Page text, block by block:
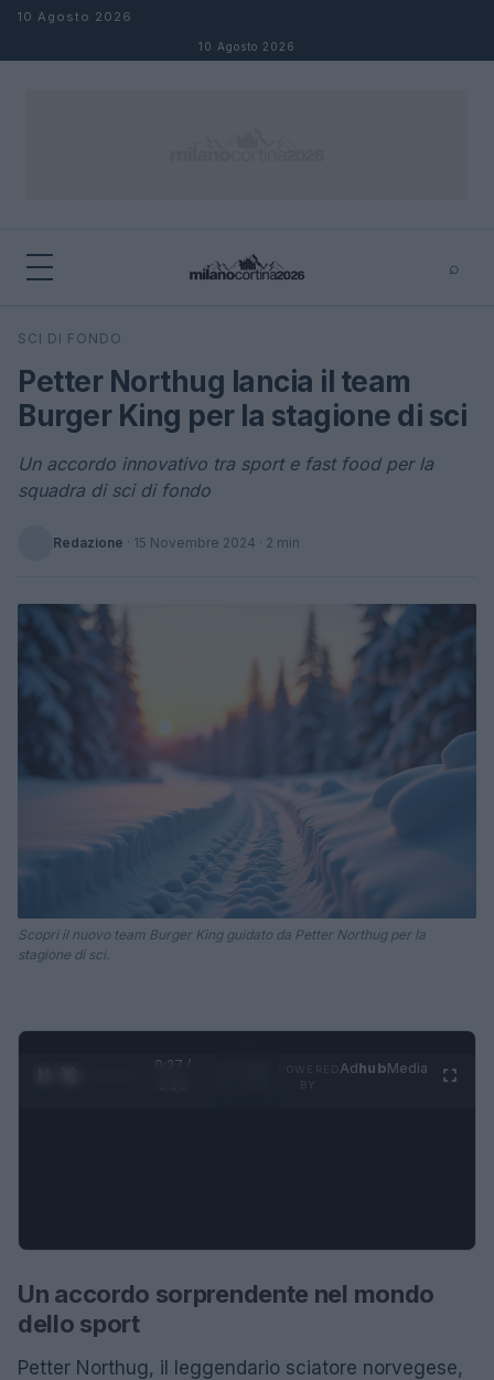
Salta al contenuto
10 Agosto 2026
10 Agosto 2026
⌕
Cerca
SCI DI FONDO
Petter Northug lancia il team
Burger King per la stagione di sci
Un accordo innovativo tra sport e fast food per la
squadra di sci di fondo
Redazione · 15 Novembre 2024 · 2 min
Scopri il nuovo team Burger King guidato da Petter Northug per la
stagione di sci.
0:28 /
AdhubMedia
Un accordo sorprendente nel mondo
dello sport
Petter Northug, il leggendario sciatore norvegese,